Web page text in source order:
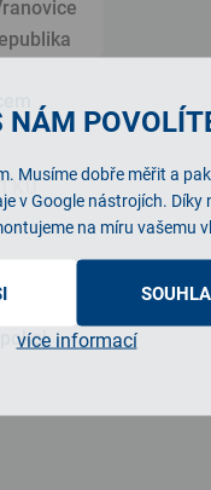
NÁM
Musíme dobře měřit a
v Google nástrojích. Díky
na míru vašemu
více informací